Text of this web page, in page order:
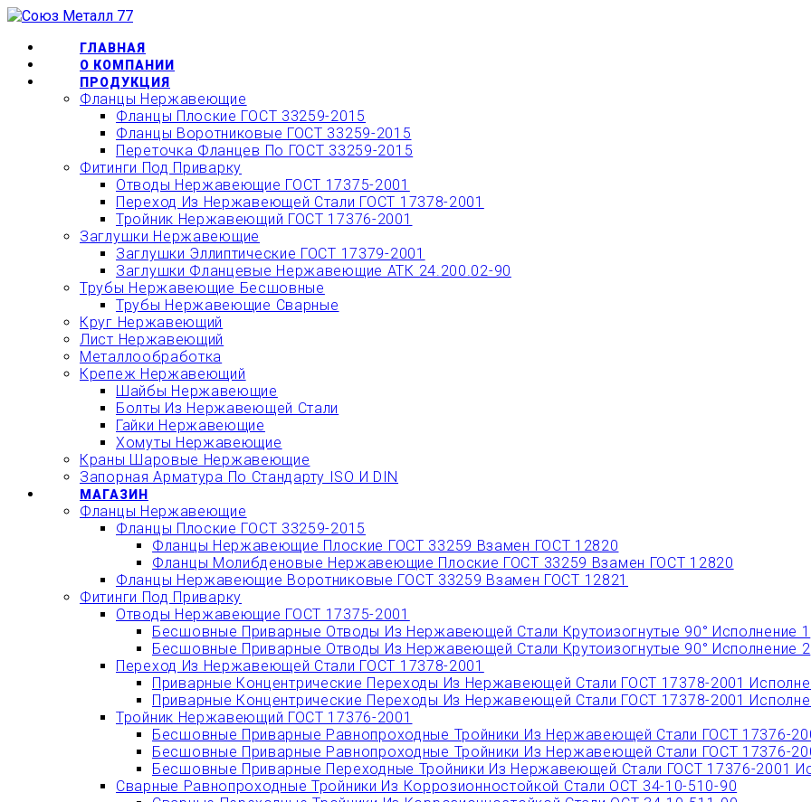
Перейти
содержимомуГЛАВНАЯ
О КОМПАНИИ
ПРОДУКЦИЯ
Фланцы Нержавеющие
Фланцы Плоские ГОСТ 33259-2015
Фланцы Воротниковые ГОСТ 33259-2015
Переточка Фланцев По ГОСТ 33259-2015
Фитинги Под Приварку
Отводы Нержавеющие ГОСТ 17375-2001
Переход Из Нержавеющей Стали ГОСТ 17378-2001
Тройник Нержавеющий ГОСТ 17376-2001
Заглушки Нержавеющие
Заглушки Эллиптические ГОСТ 17379-2001
Заглушки Фланцевые Нержавеющие АТК 24.200.02-90
Трубы Нержавеющие Бесшовные
Трубы Нержавеющие Сварные
Круг Нержавеющий
Лист Нержавеющий
Металлообработка
Крепеж Нержавеющий
Шайбы Нержавеющие
Болты Из Нержавеющей Стали
Гайки Нержавеющие
Хомуты Нержавеющие
Краны Шаровые Нержавеющие
Запорная Арматура По Стандарту ISO И DIN
МАГАЗИН
Фланцы Нержавеющие
Фланцы Плоские ГОСТ 33259-2015
Фланцы Нержавеющие Плоские ГОСТ 33259 Взамен ГОСТ 12820
Фланцы Молибденовые Нержавеющие Плоские ГОСТ 33259 Взамен ГОСТ 12820
Фланцы Нержавеющие Воротниковые ГОСТ 33259 Взамен ГОСТ 12821
Фитинги Под Приварку
Отводы Нержавеющие ГОСТ 17375-2001
Бесшовные Приварные Отводы Из Нержавеющей Стали Крутоизогнутые 90° Исполнение 1
Бесшовные Приварные Отводы Из Нержавеющей Стали Крутоизогнутые 90° Исполнение 2
Переход Из Нержавеющей Стали ГОСТ 17378-2001
Приварные Концентрические Переходы Из Нержавеющей Стали ГОСТ 17378-2001
Приварные Концентрические Переходы Из Нержавеющей Стали ГОСТ 17378-2001
Тройник Нержавеющий ГОСТ 17376-2001
Бесшовные Приварные Равнопроходные Тройники Из Нержавеющей Стали ГОСТ 17376-
Бесшовные Приварные Равнопроходные Тройники Из Нержавеющей Стали ГОСТ 17376-
Бесшовные Приварные Переходные Тройники Из Нержавеющей Стали ГОСТ 17376-2001
Сварные Равнопроходные Тройники Из Коррозионностойкой Стали ОСТ 34-10-510-90